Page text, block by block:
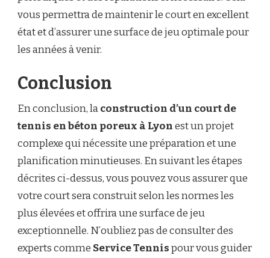
vous permettra de maintenir le court en excellent
état et d’assurer une surface de jeu optimale pour
les années à venir.
Conclusion
En conclusion, laconstruction d’un court de
tennis en béton poreux à Lyonest un projet
complexe qui nécessite une préparation et une
planification minutieuses. En suivant les étapes
décrites ci-dessus, vous pouvez vous assurer que
votre court sera construit selon les normes les
plus élevées et offrira une surface de jeu
exceptionnelle. N’oubliez pas de consulter des
experts comme Service Tennispour vous guider